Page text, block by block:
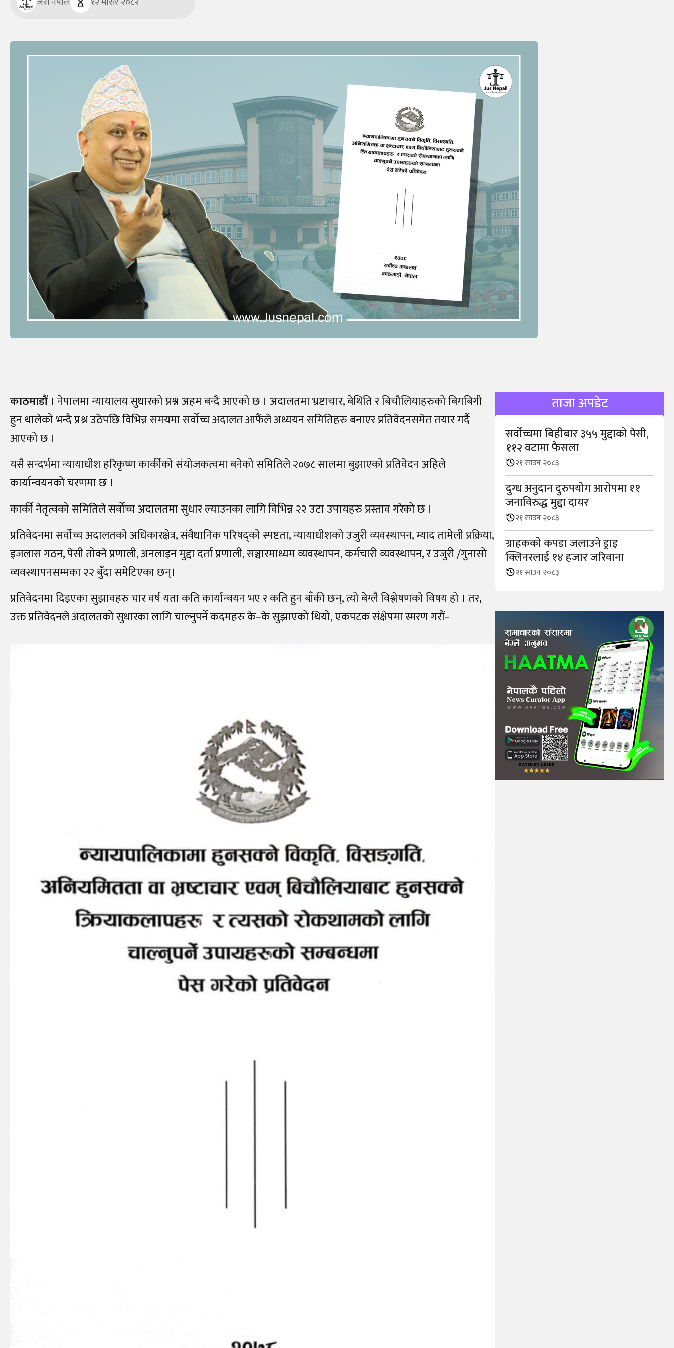
काठमाडौं । नेपालमा न्यायालय सुधारको प्रश्न अहम बन्दै आएको छ । अदालतमा भ्रष्टाचार, बेथिति र बिचौलियाहरुको बिगबिगी
हुन थालेको भन्दै प्रश्न उठेपछि विभिन्न समयमा सर्वोच्च अदालत आफैंले अध्ययन समितिहरु बनाएर प्रतिवेदनसमेत तयार गर्दै
आएको छ ।
यसै सन्दर्भमा न्यायाधीश हरिकृष्ण कार्कीको संयोजकत्वमा बनेको समितिले २०७८ सालमा बुझाएको प्रतिवेदन अहिले
कार्यान्वयनको चरणमा छ ।
कार्की नेतृत्वको समितिले सर्वोच्च अदालतमा सुधार ल्याउनका लागि विभिन्न २२ उटा उपायहरु प्रस्ताव गरेको छ ।
प्रतिवेदनमा सर्वोच्च अदालतको अधिकारक्षेत्र, संवैधानिक परिषद्को स्पष्टता, न्यायाधीशको उजुरी व्यवस्थापन, म्याद तामेली प्रक्रिया,
इजलास गठन, पेसी तोक्ने प्रणाली, अनलाइन मुद्दा दर्ता प्रणाली, सञ्चारमाध्यम व्यवस्थापन, कर्मचारी व्यवस्थापन, र उजुरी /गुनासो
व्यवस्थापनसम्मका २२ बुँदा समेटिएका छन्।
प्रतिवेदनमा दिइएका सुझावहरु चार वर्ष यता कति कार्यान्वयन भए र कति हुन बाँकी छन्, त्यो बेग्लै विश्लेषणको विषय हो । तर,
उक्त प्रतिवेदनले अदालतको सुधारका लागि चाल्नुपर्ने कदमहरु के–के सुझाएको थियो, एकपटक संक्षेपमा स्मरण गरौं–
ताजा अपडेट
सर्वोच्चमा बिहीबार ३५५ मुद्दाको पेसी,
११२ वटामा फैसला
२१ साउन २०८३
दुग्ध अनुदान दुरुपयोग आराेपमा ११
जनाविरुद्ध मुद्दा दायर
२१ साउन २०८३
ग्राहकको कपडा जलाउने ड्राइ
क्लिनरलाई १४ हजार जरिवाना
२१ साउन २०८३